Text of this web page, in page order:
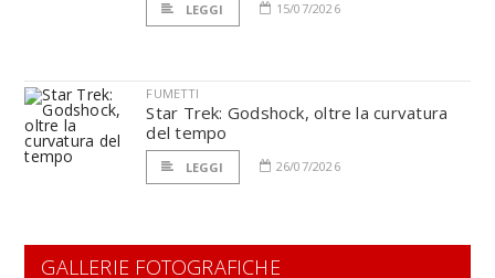
LEGGI 15/07/2026
FUMETTI
Star Trek: Godshock, oltre la curvatura
del tempo
LEGGI 26/07/2026
GALLERIE FOTOGRAFICHE